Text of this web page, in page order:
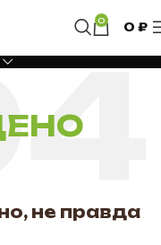
0 0 ₽
не правда